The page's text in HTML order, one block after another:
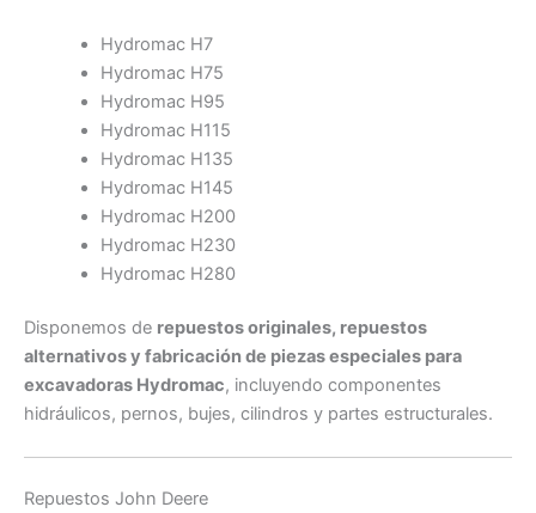
Hydromac H7
Hydromac H75
Hydromac H95
Hydromac H115
Hydromac H135
Hydromac H145
Hydromac H200
Hydromac H230
Hydromac H280
Disponemos de repuestos originales, repuestos
alternativos y fabricación de piezas especiales para
excavadoras Hydromac, incluyendo componentes
hidráulicos, pernos, bujes, cilindros y partes estructurales.
Repuestos John Deere